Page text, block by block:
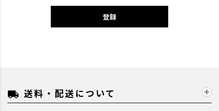
登録
local_shipping 送料・配送について